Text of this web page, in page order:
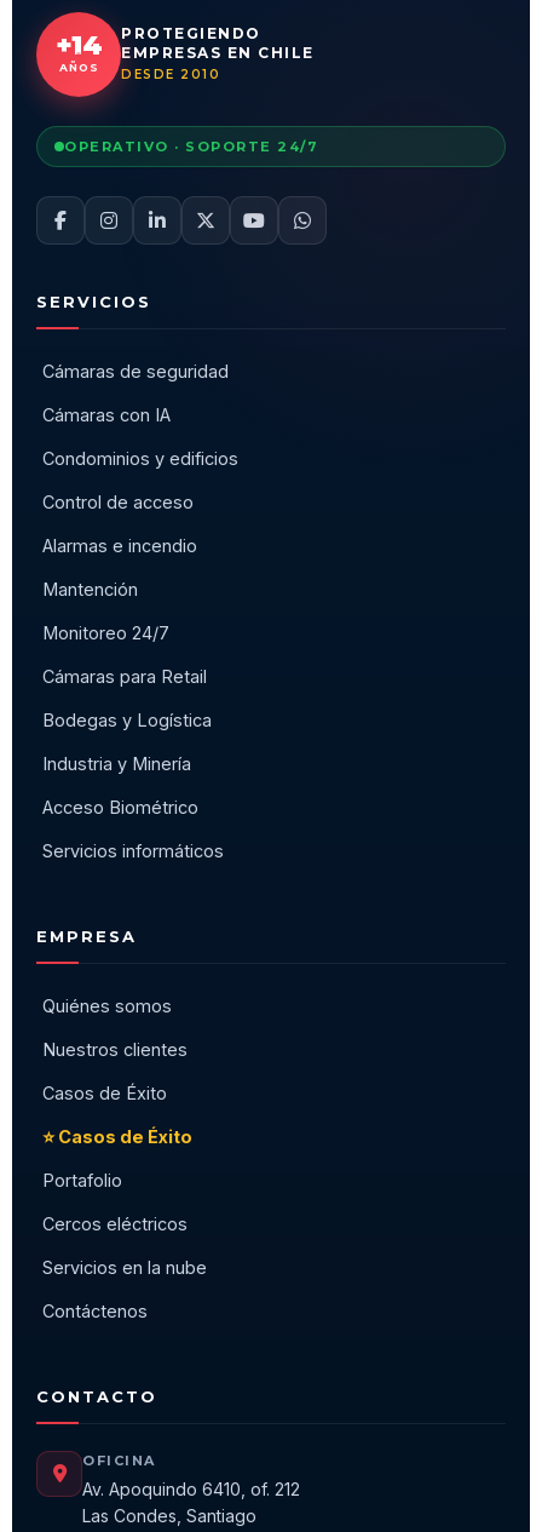
+14
AÑOS
PROTEGIENDO
EMPRESAS EN CHILE
DESDE 2010
OPERATIVO · SOPORTE 24/7
SERVICIOS
Cámaras de seguridad
Cámaras con IA
Condominios y edificios
Control de acceso
Alarmas e incendio
Mantención
Monitoreo 24/7
Cámaras para Retail
Bodegas y Logística
Industria y Minería
Acceso Biométrico
Servicios informáticos
EMPRESA
Quiénes somos
Nuestros clientes
Casos de Éxito
⭐ Casos de Éxito
Portafolio
Cercos eléctricos
Servicios en la nube
Contáctenos
CONTACTO
OFICINA
Av. Apoquindo 6410, of. 212
Las Condes, Santiago